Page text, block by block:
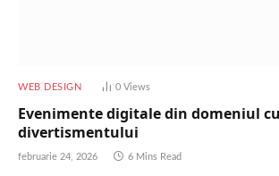
WEB DESIGN 0 Views
Evenimente digitale din domeniul
divertismentului
februarie 24, 2026 6 Mins Read